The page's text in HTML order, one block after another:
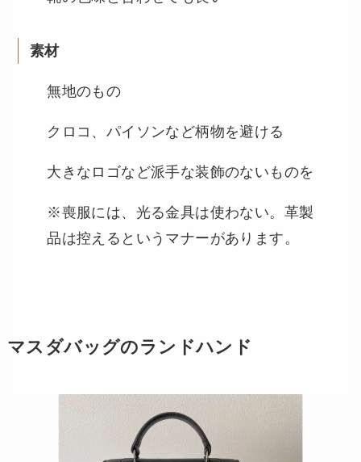
素材
無地のもの
クロコ、パイソンなど柄物を避ける
大きなロゴなど派手な装飾のないものを
※喪服には、光る金具は使わない。革製
品は控えるというマナーがあります。
マスダバッグのランドハンド